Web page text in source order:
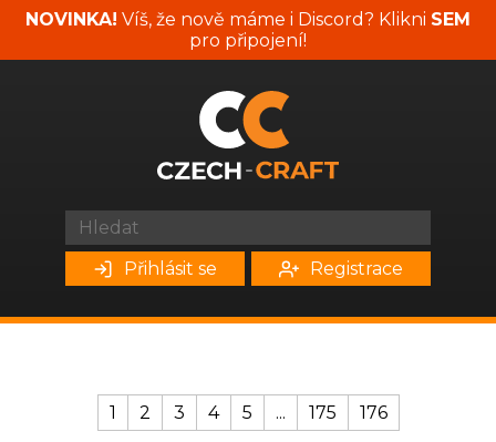
NOVINKA! Víš, že nově máme i Discord? Klikni SEM
pro připojení!
Přihlásit se Registrace
1 2 3 4 5 ... 175 176